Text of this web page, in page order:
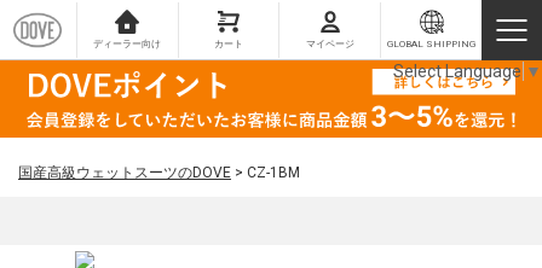
ディーラー向け カート マイページ GLOBAL SHIPPING
国産高級ウェットスーツのDOVE > CZ-1BM
Select Language ▼